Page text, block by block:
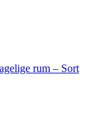
rum – Sort